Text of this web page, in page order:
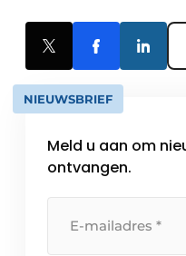
NIEUWSBRIEF
Meld u aan om
ontvangen.